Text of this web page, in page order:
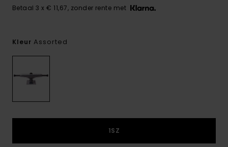
Betaal 3 x € 11,67, zonder rente met
Kleur Assorted
1SZ